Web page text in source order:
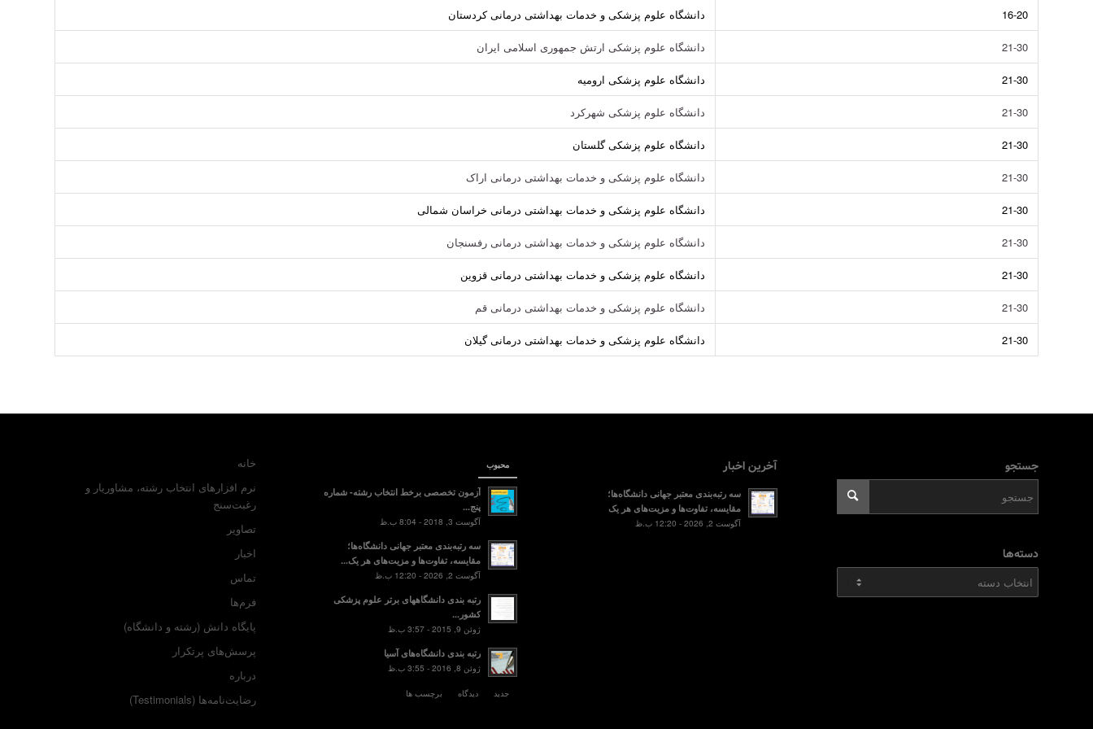
16-20 دانشگاه علوم پزشکی و خدمات بهداشتی درمانی کردستان
21-30 دانشگاه علوم پزشکی ارتش جمهوری اسلامی ایران
21-30 دانشگاه علوم پزشکی ارومیه
21-30 دانشگاه علوم پزشکی شهرکرد
21-30 دانشگاه علوم پزشکی گلستان
21-30 دانشگاه علوم پزشکی و خدمات بهداشتی درمانی اراک
21-30 دانشگاه علوم پزشکی و خدمات بهداشتی درمانی خراسان شمالی
21-30 دانشگاه علوم پزشکی و خدمات بهداشتی درمانی رفسنجان
21-30 دانشگاه علوم پزشکی و خدمات بهداشتی درمانی قزوین
21-30 دانشگاه علوم پزشکی و خدمات بهداشتی درمانی قم
21-30 دانشگاه علوم پزشکی و خدمات بهداشتی درمانی گیلان
جستجو
دسته‌ها
آخرین اخبار
سه رتبه‌بندی معتبر جهانی دانشگاه‌ها؛
مقایسه، تفاوت‌ها و مزیت‌های هر یک
آگوست 2, 2026 - 12:20 ب.ظ
محبوب
آزمون تخصصی برخط انتخاب رشته- شماره
پنج...
آگوست 3, 2018 - 8:04 ب.ظ
سه رتبه‌بندی معتبر جهانی دانشگاه‌ها؛
مقایسه، تفاوت‌ها و مزیت‌های هر یک...
آگوست 2, 2026 - 12:20 ب.ظ
رتبه بندی دانشگاههای برتر علوم پزشکی
کشور...
ژوئن 9, 2015 - 3:57 ب.ظ
رتبه بندی دانشگاه‌های آسیا
ژوئن 8, 2016 - 3:55 ب.ظ
جدید دیدگاه برچسب ها
خانه
نرم افزارهای انتخاب رشته، مشاوریار و
رغبت‌سنج
تصاویر
اخبار
تماس
فرم‌ها
پایگاه دانش (رشته و دانشگاه)
پرسش‌های پرتکرار
درباره
رضایت‌نامه‌ها (Testimonials)